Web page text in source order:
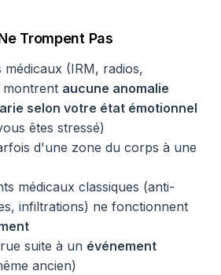
Trompent Pas
médicaux (IRM, radios,
montrent aucune anomalie
selon votre état émotionnel
êtes stressé)
d'une zone du corps à une
médicaux classiques (anti-
infiltrations) ne fonctionnent
suite à un événement
ancien)